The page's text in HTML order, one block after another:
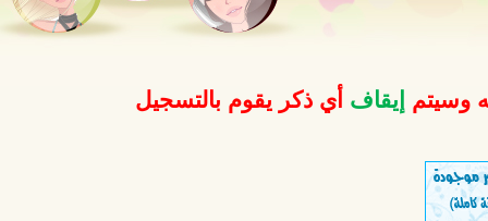
وسيتم إيقاف أي ذكر يقوم بالتسجيل